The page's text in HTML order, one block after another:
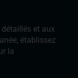
et aux
établissez
la